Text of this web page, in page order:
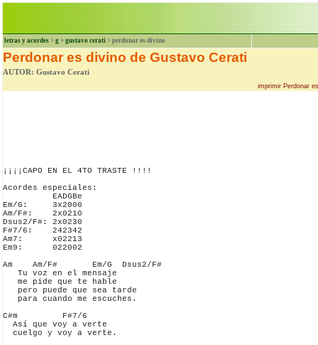
letras y acordes > g > gustavo cerati > perdonar es divino
Perdonar es divino de Gustavo Cerati
AUTOR: Gustavo Cerati
imprimir Perdonar
¡¡¡¡CAPO EN EL 4TO TRASTE !!!!
Acordes especiales:
          EADGBe
Em/G:     3x2000
Am/F#:    2x0210
Dsus2/F#: 2x0230
F#7/6:    242342
Am7:      x02213
Em9:      022002
Am    Am/F#       Em/G  Dsus2/F#
   Tu voz en el mensaje
   me pide que te hable
   pero puede que sea tarde
   para cuando me escuches.
C#m         F#7/6
  Así que voy a verte
  cuelgo y voy a verte.